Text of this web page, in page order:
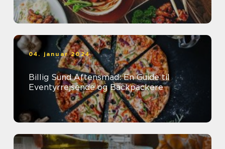
04. januar 2024
Billig Sund Aftensmad: En Guide til
Eventyrrejsende og Backpackere